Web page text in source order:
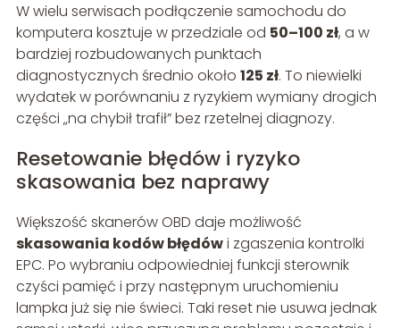
W wielu serwisach podłączenie samochodu do
komputera kosztuje w przedziale od 50–100 zł, a w
bardziej rozbudowanych punktach
diagnostycznych średnio około 125 zł. To niewielki
wydatek w porównaniu z ryzykiem wymiany drogich
części „na chybił trafił” bez rzetelnej diagnozy.
Resetowanie błędów i ryzyko
skasowania bez naprawy
Większość skanerów OBD daje możliwość
skasowania kodów błędówi zgaszenia kontrolki
EPC. Po wybraniu odpowiedniej funkcji sterownik
czyści pamięć i przy następnym uruchomieniu
lampka już się nie świeci. Taki reset nie usuwa jednak